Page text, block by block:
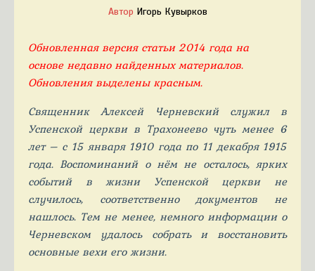
Автор Игорь Кувырков
Обновленная версия статьи 2014 года на
основе недавно найденных материалов.
Обновления выделены красным.
Священник Алексей Черневский служил в
Успенской церкви в Трахонеево чуть менее 6
лет – с 15 января 1910 года по 11 декабря 1915
года. Воспоминаний о нём не осталось, ярких
событий в жизни Успенской церкви не
случилось, соответственно документов не
нашлось. Тем не менее, немного информации о
Черневском удалось собрать и восстановить
основные вехи его жизни.